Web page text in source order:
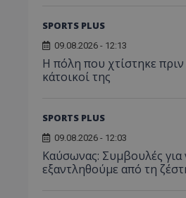
SPORTS PLUS
09.08.2026 - 12:13
Η πόλη που χτίστηκε
κάτοικοί της
SPORTS PLUS
09.08.2026 - 12:03
Kαύσωνας: Συμβουλές για
εξαντληθούμε από τη